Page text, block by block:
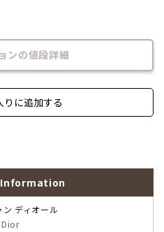
ンの値段詳細
りに追加する
Information
ン ディオール